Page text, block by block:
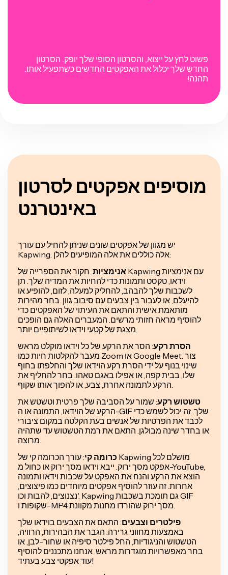
פשוט לחץ על ייצוא, והסרטון הסופי שלך יופק. הסרטון
החדש שלך יכלול את האפקטים החדשים כשתפעיל אותו.
תהנה!
מוסיפים אפקטים לסרטון
באינטרנט
יש מגוון של אפקטים שונים שניתן להחיל עם עורך
Kapwing. אלה כוללים את אלה המופיעים להלן:
אנימציות: חקור את הספרייה של Kapwing עם אנימציות
וידאו, טקסט ותמונות כדי להחיות את המדיה שלך. תן
לשכבות שלך להבהב, להחליק למעלה, לזום, להופיע או
להיעלם, או לעבור בין צבעים עם סיבוב גוון. בחר מהירות
מותאמת אישית והתאם את העיתוי של האפקטים כדי
להוסיף מראה חזותי מרשים. המעברים האלה גם הופכים
הסרת רקע: הסר את הרקע של כל וידאו מוקלט מראש
מעבר להקלטות חיות כמו Zoom או Google Meet. צור
שינוי בנוף על ידי הסרת רקע הוידאו שלך והחלפתו בחוף
שלו, בבית קפה, או אפילו באגם טאהו. בחר להחליף את
טשטוש רקע: שמור על הסביבה שלך פרטית וטשטש את
הרקע של הוידאו, התמונה או ה-GIF שלך. זה יכול לשמש כדי
לכבד את הפרטיות של אנשים בעת הקלטה במקום ציבורי
או בחדר שינה מבולגן. התאם את רמת הטשטוש עד שתהיה
כרומה קי: עורך הכרומה קי של Kapwing מושלם לכל
אפקט מסך ירוק. ייבא וידאו מסך ירוק או כחול מ-YouTube,
הוצא את הרקע והנח את האפקט על שכבות וידאו ותמונה
אחרות. זה עוזר להוסיף אפקטים מיוחדים כמו פיצוצים,
נצנוצים, להבות וכו'. Kapwing גם תומכת בשכבות GIF
פילטרים וצבעים: התאם את הצבעים בוידאו שלך
באמצעות מחווני גרירה. הגבר את הבהירות, הרוויה,
הטשטוש והניגודיות, החל פילטר סיפיה או שחור-לבן, או
בחר מאפשרויות מוגדרות מראש. אנחנו מתכננים להוסיף
עוד אפקטי צבע בעתיד!